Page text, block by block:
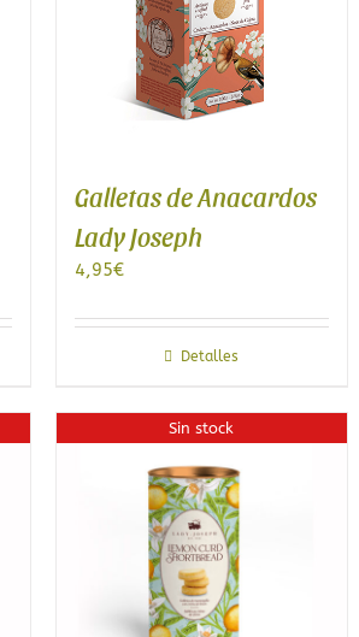
Galletas de Anacardos
Lady Joseph
4,95€
Detalles
Sin stock